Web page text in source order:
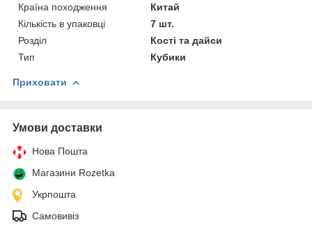
Країна походження
Китай
Кількість в упаковці
7 шт.
Розділ
Кості та дайси
Тип
Кубики
Приховати
Умови доставки
Нова Пошта
Магазини Rozetka
Укрпошта
Самовивіз